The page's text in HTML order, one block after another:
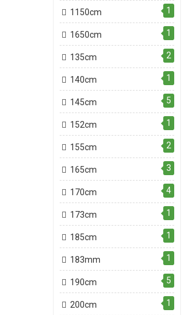
1150cm 1
1650cm 1
135cm 2
140cm 1
145cm 5
152cm 1
155cm 2
165cm 3
170cm 4
173cm 1
185cm 1
183mm 1
190cm 5
200cm 1